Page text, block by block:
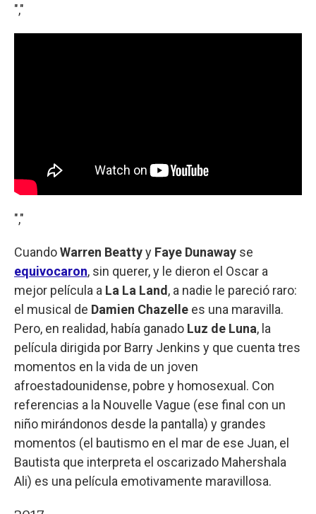
","
","
CuandoWarren Beattyy Faye Dunaway se
equivocaron, sin querer, y le dieron el Oscar a
mejor película a La La Land, a nadie le pareció raro:
el musical de Damien Chazelle es una maravilla.
Pero, en realidad, había ganado Luz de Luna, la
película dirigida por Barry Jenkins y que cuenta tres
momentos en la vida de un joven
afroestadounidense, pobre y homosexual. Con
referencias a la Nouvelle Vague (ese final con un
niño mirándonos desde la pantalla) y grandes
momentos (el bautismo en el mar de ese Juan, el
Bautista que interpreta el oscarizado Mahershala
Ali) es una película emotivamente maravillosa.